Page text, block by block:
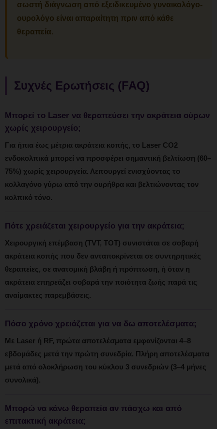
σωστή διάγνωση από εξειδικευμένο γυναικολόγο-
ουρολόγο είναι απαραίτητη πριν από κάθε
θεραπεία.
Συχνές Ερωτήσεις (FAQ)
Μπορεί το Laser να θεραπεύσει την ακράτεια ούρων
χωρίς χειρουργείο;
Για ήπια έως μέτρια ακράτεια κοπής, το Laser CO2
ενδοκολπικά μπορεί να προσφέρει σημαντική βελτίωση (60–
75%) χωρίς χειρουργεία. Λειτουργεί ενισχύοντας το
κολλαγόνο γύρω από την ουρήθρα και βελτιώνοντας τον
κολπικό τόνο.
Πότε χρειάζεται χειρουργείο για την ακράτεια;
Χειρουργική επέμβαση (TVT, TOT) συνιστάται σε σοβαρή
ακράτεια κοπής που δεν ανταποκρίνεται σε συντηρητικές
θεραπείες, σε ανατομική βλάβη ή πρόπτωση, ή όταν η
ακράτεια επηρεάζει σοβαρά την ποιότητα ζωής παρά τις
αναίμακτες παρεμβάσεις.
Πόσο χρόνο χρειάζεται για να δω αποτελέσματα;
Με Laser ή RF, πρώτα αποτελέσματα εμφανίζονται 4–8
εβδομάδες μετά την πρώτη συνεδρία. Πλήρη αποτελέσματα
μετά από ολοκλήρωση του κύκλου 3 συνεδριών (3–4 μήνες
συνολικά).
Μπορώ να κάνω θεραπεία αν πάσχω και από
επιτακτική ακράτεια;